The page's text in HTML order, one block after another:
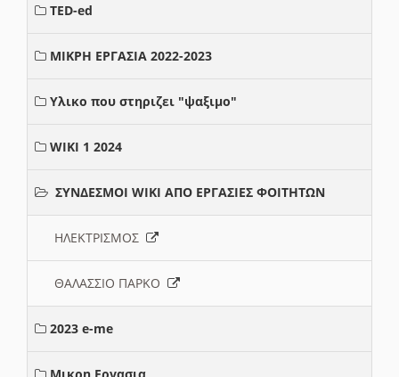
TED-ed
ΜΙΚΡΗ ΕΡΓΑΣΙΑ 2022-2023
Υλικο που στηριζει "ψαξιμο"
WIKI 1 2024
ΣΥΝΔΕΣΜΟΙ WIKI ΑΠΟ ΕΡΓΑΣΙΕΣ ΦΟΙΤΗΤΩΝ
ΗΛΕΚΤΡΙΣΜΟΣ
ΘΑΛΑΣΣΙΟ ΠΑΡΚΟ
2023 e-me